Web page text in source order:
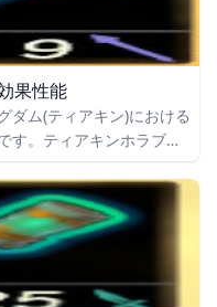
果性能
ダム(ティアキン)における
す。ティアキンホラブリ